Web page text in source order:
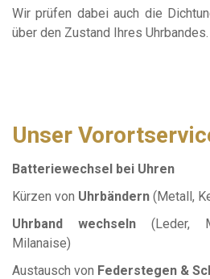
Wir prüfen dabei auch die
über den Zustand Ihres Uhrbandes.
Unser
Batteriewechsel bei Uhren
Kürzen von Uhrbändern (Metall,
Uhrband wechseln (Leder,
Milanaise)
Austausch von Federstegen &